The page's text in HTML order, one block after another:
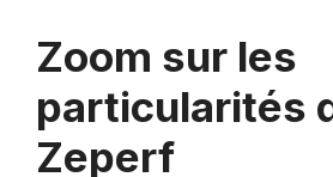
Zoom sur les
particularités
Zeperf